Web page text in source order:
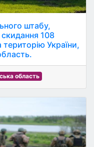
штабу,
скидання 108
України,
область